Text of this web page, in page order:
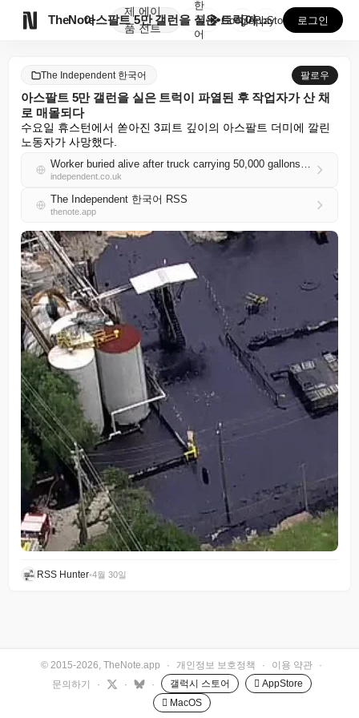
TheNote
제
품
에이
전트
아스팔트 5만 갤런을 실은 트럭이 파열된 후 작업자가 ...
한
국
어
GooglePlay
AppStore 로그인
The Independent 한국어 팔로우
아스팔트 5만 갤런을 실은 트럭이 파열된 후 작업자가 산 채
로 매몰되다
수요일 휴스턴에서 쏟아진 3피트 깊이의 아스팔트 더미에 깔린
노동자가 사망했다.
Worker buried alive after truck carrying 50,000 gallons of asphalt ruptures
independent.co.uk
The Independent 한국어 RSS
thenote.app
RSS Hunter•4월 30일
© 2015-2026, TheNote.app · 개인정보 보호정책 · 이용 약관
·
문의하기
· · · 갤럭시 스토어
 AppStore
 MacOS